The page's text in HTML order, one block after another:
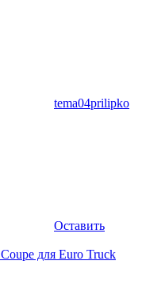
tema04prilipko
Оставить